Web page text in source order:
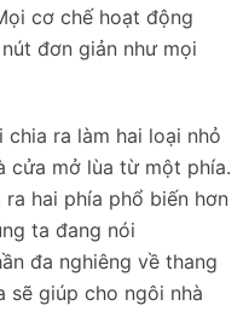
cơ chế hoạt động
đơn giản như mọi
ra làm hai loại nhỏ
cửa mở lùa từ một phía.
hai phía phổ biến hơn
ta đang nói
đa nghiêng về thang
sẽ giúp cho ngôi nhà